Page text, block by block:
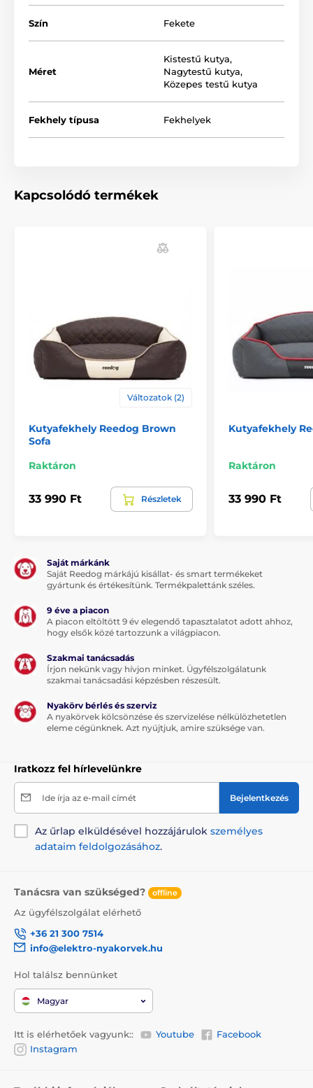
A termék számos színváltozatba és méretben
kapható. A megfelelő méretet az alábbi táblázat
minőségi és tartós anyag
minden kutyának megfelelő
magas oldalfal
A műszaki specifikációk előzetes értesítés nélkül
változhatnak. A képek csak illusztrációk.
A termék a következő kategóriákba sorolt
Házak, fekhelyek Fekhelyek
Közepes testű kutyáknak
Szín Fekete
Méret
Kistestű kutya,
Nagytestű kutya,
Közepes testű kutya
Fekhely típusa Fekhelyek
Kapcsolódó termékek
Változatok (2)
Kutyafekhely Reedog Brown
Sofa
Raktáron
33 990 Ft Részletek
Kutyafekhely
Raktáron
33 990 Ft
Saját márkánk
Saját Reedog márkájú kisállat- és smart termékeket
gyártunk és értékesítünk. Termékpalettánk széles.
9 éve a piacon
A piacon eltöltött 9 év elegendő tapasztalatot adott ahhoz,
hogy elsők közé tartozzunk a világpiacon.
Szakmai tanácsadás
Írjon nekünk vagy hívjon minket. Ügyfélszolgálatunk
szakmai tanácsadási képzésben részesült.
Nyakörv bérlés és szerviz
A nyakörvek kölcsönzése és szervizelése nélkülözhetetlen
eleme cégünknek. Azt nyújtjuk, amire szüksége van.
Iratkozz fel hírlevelünkre
Ide írja az e-mail címét Bejelentkezés
Az űrlap elküldésével hozzájárulok személyes
adataim feldolgozásához.
Tanácsra van szükséged? offline
Az ügyfélszolgálat elérhető
+36 21 300 7514
info@elektro-nyakorvek.hu
Hol találsz bennünket
Magyar
Itt is elérhetőek vagyunk:: Youtube
Facebook
Instagram